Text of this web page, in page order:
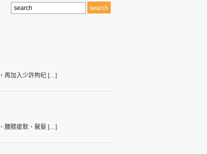
再加入少許枸杞 […]
腰膝痠軟、鬢髮 […]